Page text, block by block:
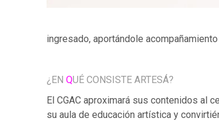
ingresado, aportándole
¿EN QUÉ CONSISTE ARTESÁ?
El CGAC aproximará sus contenidos al
su aula de educación artística y